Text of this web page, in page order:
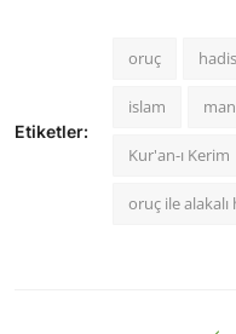
Etiketler:
oruç hadis
islam
Kur'an-ı Kerim
oruç ile alakalı